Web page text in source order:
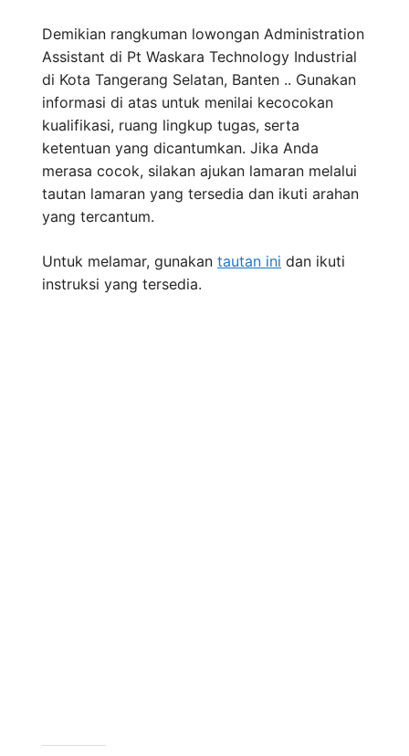
Demikian rangkuman lowongan Administration
Assistant di Pt Waskara Technology Industrial
di Kota Tangerang Selatan, Banten .. Gunakan
informasi di atas untuk menilai kecocokan
kualifikasi, ruang lingkup tugas, serta
ketentuan yang dicantumkan. Jika Anda
merasa cocok, silakan ajukan lamaran melalui
tautan lamaran yang tersedia dan ikuti arahan
yang tercantum.
Untuk melamar, gunakan tautan ini dan ikuti
instruksi yang tersedia.